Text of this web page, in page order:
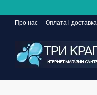
Про нас Оплата і доставка